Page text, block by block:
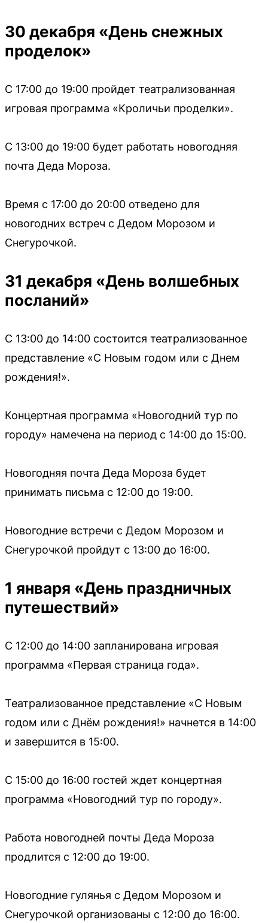
30 декабря «День снежных
проделок»
С 17:00 до 19:00 пройдет театрализованная
игровая программа «Кроличьи проделки».
С 13:00 до 19:00 будет работать новогодняя
почта Деда Мороза.
Время с 17:00 до 20:00 отведено для
новогодних встреч с Дедом Морозом и
Снегурочкой.
31 декабря «День волшебных
посланий»
С 13:00 до 14:00 состоится театрализованное
представление «С Новым годом или с Днем
рождения!».
Концертная программа «Новогодний тур по
городу» намечена на период с 14:00 до 15:00.
Новогодняя почта Деда Мороза будет
принимать письма с 12:00 до 19:00.
Новогодние встречи с Дедом Морозом и
Снегурочкой пройдут с 13:00 до 16:00.
1 января «День праздничных
путешествий»
С 12:00 до 14:00 запланирована игровая
программа «Первая страница года».
Театрализованное представление «С Новым
годом или с Днём рождения!» начнется в 14:00
и завершится в 15:00.
С 15:00 до 16:00 гостей ждет концертная
программа «Новогодний тур по городу».
Работа новогодней почты Деда Мороза
продлится с 12:00 до 19:00.
Новогодние гулянья с Дедом Морозом и
Снегурочкой организованы с 12:00 до 16:00.